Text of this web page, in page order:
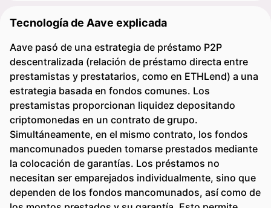
Tecnología de Aave explicada
Aave pasó de una estrategia de préstamo P2P
descentralizada (relación de préstamo directa entre
prestamistas y prestatarios, como en ETHLend) a una
estrategia basada en fondos comunes. Los
prestamistas proporcionan liquidez depositando
criptomonedas en un contrato de grupo.
Simultáneamente, en el mismo contrato, los fondos
mancomunados pueden tomarse prestados mediante
la colocación de garantías. Los préstamos no
necesitan ser emparejados individualmente, sino que
dependen de los fondos mancomunados, así como de